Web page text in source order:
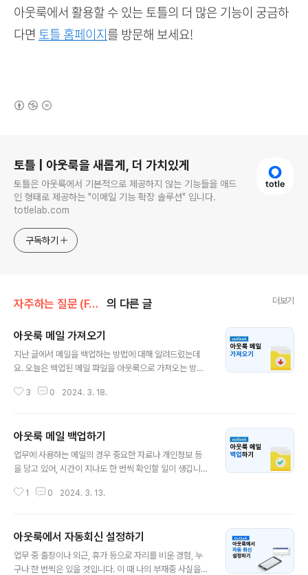
아웃룩에서 활용할 수 있는 토틀의 더 많은 기능이 궁금하
다면 토틀 홈페이지를 방문해 보세요!
토틀 | 아웃룩을 새롭게, 더 가치있게
토틀은 아웃룩에서 기본적으로 제공하지 않는 기능들을 애드
인 형태로 제공하는 "이메일 기능 확장 솔루션" 입니다.
totlelab.com
구독하기
자주하는 질문 (FAQ)/Outlook 의 다른 글 더보기
아웃룩 메일 가져오기
지난 글에서 메일을 백업하는 방법에 대해 알려드렸는데
요. 오늘은 백업된 메일 파일을 아웃룩으로 가져오는 방법
기 이전 백업에서 했던 것과 마찬가지로 아웃룩 홈 화면의
면에 표시된 것과 같이 가져오기 - 다른 프로그램이나 파일
을 클릭합니다. 찾아보기 버튼을 눌러 내 컴퓨터에서 백업
된 메일의 위치를 찾아주세요. 이후 다음 버튼을 누르면 메
호를 입력한 후 확인을 클릭합니다. 마지막으로 파일을 불
3 0 2024. 3. 18.
아웃룩 메일 백업하기
업무에 사용하는 메일의 경우 중요한 자료나 개인정보 등
을 담고 있어, 시간이 지나도 한 번씩 확인할 일이 생깁니
해킹당할 경우를 대비하여 메일을 백업해놓는 방법이 있는
아웃룩을 실행하여 홈 화면 좌측 상단에 있는 파일 탭을 클
릭합니다. 좌측 메뉴에서 정보 바로 밑에 위치한 열기 및 내
보내기를 클릭해 주세요. 그러면 이렇게 선택 가능한 메뉴
1 0 2024. 3. 13.
아웃룩에서 자동회신 설정하기
업무 중 출장이나 외근, 휴가 등으로 자리를 비운 경험, 누
구나 한 번씩은 있을 것입니다. 이 때 나의 부재중 사실을